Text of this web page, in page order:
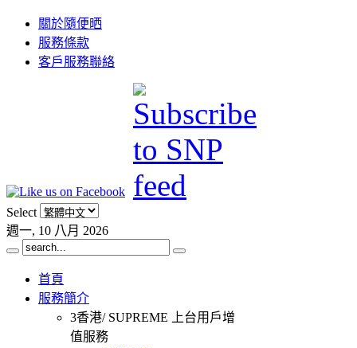
關於隨便晒
服務條款
客戶服務聯絡
Select
週一, 10 八月 2026
首頁
服務簡介
3香港/ SUPREME 上台用戶增
值服務